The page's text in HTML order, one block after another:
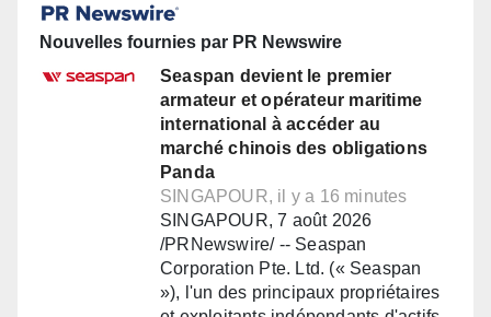
Nouvelles fournies par PR Newswire
Seaspan devient le premier
armateur et opérateur maritime
international à accéder au
marché chinois des obligations
Panda
SINGAPOUR, il y a 16 minutes
SINGAPOUR, 7 août 2026
/PRNewswire/ -- Seaspan
Corporation Pte. Ltd. (« Seaspan
»), l'un des principaux propriétaires